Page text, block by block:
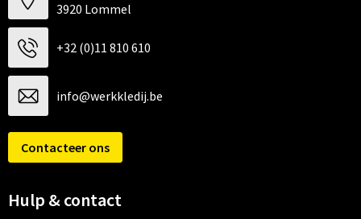
3920 Lommel
+32 (0)11 810 610
info@werkkledij.be
Contacteer ons
Hulp & contact